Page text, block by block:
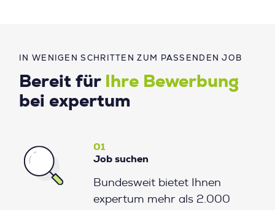
IN WENIGEN SCHRITTEN ZUM PASSENDEN JOB
Bereit für
Ihre Bewerbung
bei expertum
01
Job suchen
Bundesweit bietet Ihnen
expertum mehr als 2.000